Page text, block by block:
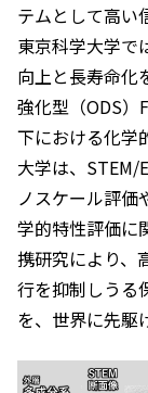
テムとして高い
東京科学大学で
向上と長寿命化
強化型（ODS）
下における化学
大学は、STEM/
ノスケール評価
学的特性評価に
携研究により、
行を抑制しうる
を、世界に先駆